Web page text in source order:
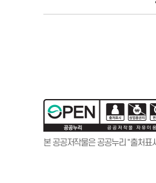
본 공공저작물은 공공누리 "출처표